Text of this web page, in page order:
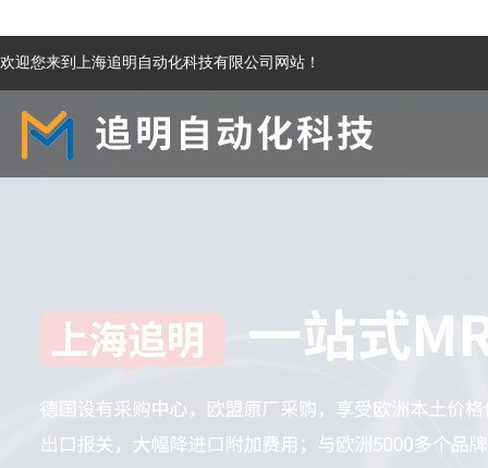
欢迎您来到上海追明自动化科技有限公司网站！